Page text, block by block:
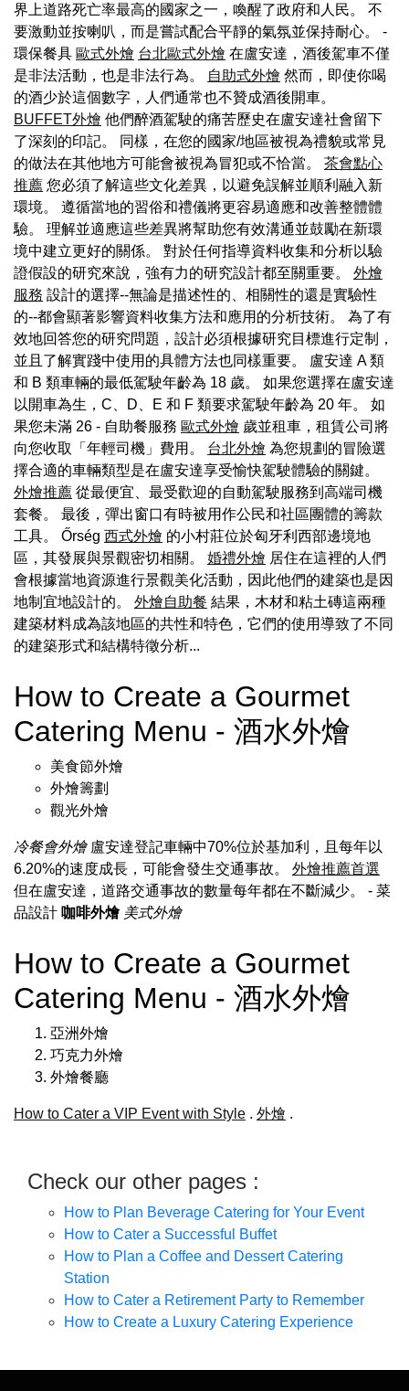
界上道路死亡率最高的國家之一，喚醒了政府和人民。 不
要激動並按喇叭，而是嘗試配合平靜的氣氛並保持耐心。 -
環保餐具 歐式外燴 台北歐式外燴 在盧安達，酒後駕車不僅
是非法活動，也是非法行為。
自助式外燴 然而，即使你喝
的酒少於這個數字，人們通常也不贊成酒後開車。
BUFFET外燴 他們醉酒駕駛的痛苦歷史在盧安達社會留下
了深刻的印記。 同樣，在您的國家/地區被視為禮貌或常見
的做法在其他地方可能會被視為冒犯或不恰當。 茶會點心
推薦 您必須了解這些文化差異，以避免誤解並順利融入新
環境。 遵循當地的習俗和禮儀將更容易適應和改善整體體
驗。 理解並適應這些差異將幫助您有效溝通並鼓勵在新環
境中建立更好的關係。 對於任何指導資料收集和分析以驗
證假設的研究來說，強有力的研究設計都至關重要。 外燴
服務 設計的選擇--無論是描述性的、相關性的還是實驗性
的--都會顯著影響資料收集方法和應用的分析技術。 為了有
效地回答您的研究問題，設計必須根據研究目標進行定制，
並且了解實踐中使用的具體方法也同樣重要。 盧安達 A 類
和 B 類車輛的最低駕駛年齡為 18 歲。 如果您選擇在盧安達
以開車為生，C、D、E 和 F 類要求駕駛年齡為 20 年。 如
果您未滿 26 - 自助餐服務 歐式外燴 歲並租車，租賃公司將
向您收取「年輕司機」費用。 台北外燴 為您規劃的冒險選
擇合適的車輛類型是在盧安達享受愉快駕駛體驗的關鍵。
外燴推薦 從最便宜、最受歡迎的自動駕駛服務到高端司機
套餐。 最後，彈出窗口有時被用作公民和社區團體的籌款
工具。 Őrség 西式外燴 的小村莊位於匈牙利西部邊境地
區，其發展與景觀密切相關。 婚禮外燴 居住在這裡的人們
會根據當地資源進行景觀美化活動，因此他們的建築也是因
地制宜地設計的。 外燴自助餐 結果，木材和粘土磚這兩種
建築材料成為該地區的共性和特色，它們的使用導致了不同
的建築形式和結構特徵分析...
How to Create a Gourmet
Catering Menu - 酒水外燴
美食節外燴
外燴籌劃
觀光外燴
冷餐會外燴盧安達登記車輛中70%位於基加利，且每年以
6.20%的速度成長，可能會發生交通事故。 外燴推薦首選
但在盧安達，道路交通事故的數量每年都在不斷減少。 - 菜
品設計 咖啡外燴 美式外燴
How to Create a Gourmet
Catering Menu - 酒水外燴
亞洲外燴
巧克力外燴
外燴餐廳
How to Cater a VIP Event with Style . 外燴 .
Check our other pages :
How to Plan Beverage Catering for Your Event
How to Cater a Successful Buffet
How to Plan a Coffee and Dessert Catering
Station
How to Cater a Retirement Party to Remember
How to Create a Luxury Catering Experience